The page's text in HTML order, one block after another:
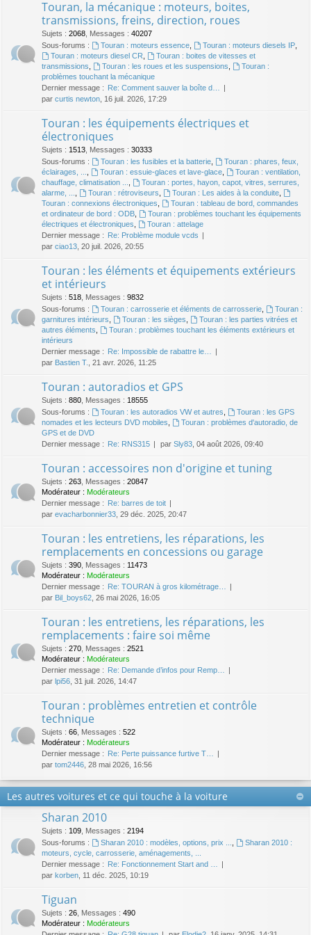
Touran, la mécanique : moteurs, boites,
transmissions, freins, direction, roues
Sujets : 2068 Messages : 40207
Sous-forums :
Touran : moteurs essence, Touran : moteurs diesels IP,
Touran : moteurs diesel CR
Touran : boites de vitesses et
transmissions
Touran : les roues et les suspensions
Touran :
problèmes touchant la mécanique
Dernier message :
Re: Comment sauver la boîte d…
par curtis newton , 16 juil. 2026, 17:29
Touran : les équipements électriques et
électroniques
Sujets : 1513 Messages : 30333
Sous-forums :
Touran : les fusibles et la batterie,
Touran : phares, feux,
éclairages, ...
Touran : essuie-glaces et lave-glace,
Touran : ventilation,
chauffage, climatisation ...
Touran : portes, hayon, capot, vitres, serrures,
alarme, ...
Touran : rétroviseurs Touran : Les aides à la conduite,
Touran : connexions électroniques
Touran : tableau de bord, commandes
et ordinateur de bord : ODB
Touran : problèmes touchant les équipements
électriques et électroniques
Touran : attelage
Dernier message :
Re: Problème module vcds
par ciao13 , 20 juil. 2026, 20:55
Touran : les éléments et équipements extérieurs
et intérieurs
Sujets : 518 Messages : 9832
Sous-forums :
Touran : carrosserie et éléments de carrosserie,
Touran :
garnitures intérieurs
Touran : les sièges
Touran : les parties vitrées et
autres éléments
Touran : problèmes touchant les éléments extérieurs et
intérieurs
Dernier message :
Re: Impossible de rabattre le…
par Bastien T. , 21 avr. 2026, 11:25
Touran : autoradios et GPS
Sujets : 880 Messages : 18555
Sous-forums :
Touran : les autoradios VW et autres
Touran : les GPS
nomades et les lecteurs DVD mobiles
Touran : problèmes d'autoradio, de
GPS et de DVD
Dernier message :
Re: RNS315 par Sly83 , 04 août 2026, 09:40
Touran : accessoires non d'origine et tuning
Sujets : 263 Messages : 20847
Modérateur : Modérateurs
Dernier message :
Re: barres de toit
par evacharbonnier33 , 29 déc. 2025, 20:47
Touran : les entretiens, les réparations, les
remplacements en concessions ou garage
Sujets : 390 Messages : 11473
Modérateur : Modérateurs
Dernier message :
Re: TOURAN à gros kilométrage…
par Bil_boys62 , 26 mai 2026, 16:05
Touran : les entretiens, les réparations, les
remplacements : faire soi même
Sujets : 270 Messages : 2521
Modérateur : Modérateurs
Dernier message :
Re: Demande d’infos pour Remp…
par lpi56 , 31 juil. 2026, 14:47
Touran : problèmes entretien et contrôle
technique
Sujets : 66 Messages : 522
Modérateur : Modérateurs
Dernier message :
Re: Perte puissance furtive T…
par tom2446 , 28 mai 2026, 16:56
Les autres voitures et ce qui touche à la voiture
Sharan 2010
Sujets : 109 Messages : 2194
Sous-forums :
Sharan 2010 : modèles, options, prix ...
Sharan 2010 :
moteurs, cycle, carrosserie, aménagements, ...
Dernier message :
Re: Fonctionnement Start and …
par korben , 11 déc. 2025, 10:19
Tiguan
Sujets : 26 Messages : 490
Modérateur : Modérateurs